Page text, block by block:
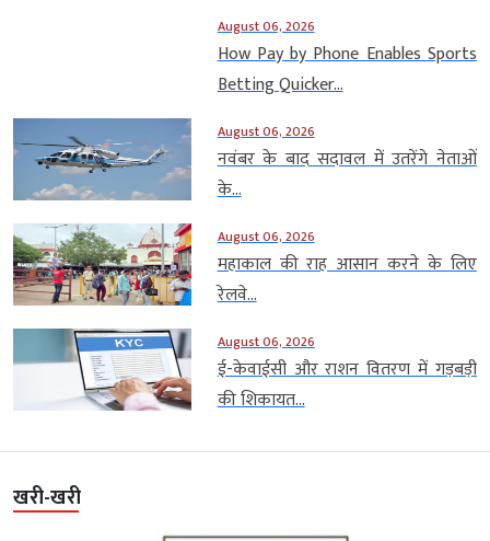
August 06, 2026
How Pay by Phone Enables Sports
Betting Quicker...
August 06, 2026
नवंबर के बाद सदावल में उतरेंगे नेताओं
के...
August 06, 2026
महाकाल की राह आसान करने के लिए
रेलवे...
August 06, 2026
ई-केवाईसी और राशन वितरण में गड़बड़ी
की शिकायत...
खरी-खरी